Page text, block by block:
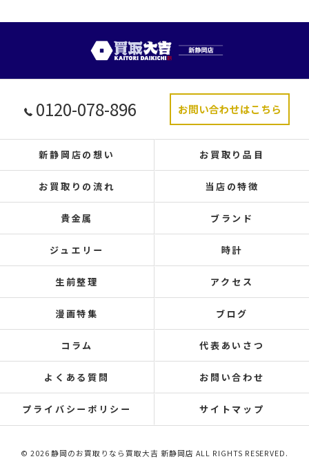
0120-078-896 お問い合わせはこちら
新静岡店の想い お買取り品目
お買取りの流れ 当店の特徴
貴金属 ブランド
ジュエリー 時計
生前整理 アクセス
漫画特集 ブログ
コラム 代表あいさつ
よくある質問 お問い合わせ
プライバシーポリシー サイトマップ
© 2026 静岡のお買取りなら買取大吉 新静岡店 ALL RIGHTS RESERVED.